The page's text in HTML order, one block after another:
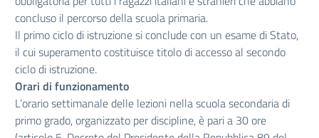
concluso il percorso della scuola primaria.
Il primo ciclo di istruzione si conclude con un esame di Stato,
il cui superamento costituisce titolo di accesso al secondo
ciclo di istruzione.
Orari di funzionamento
L’orario settimanale delle lezioni nella scuola secondaria di
primo grado, organizzato per discipline, è pari a 30 ore